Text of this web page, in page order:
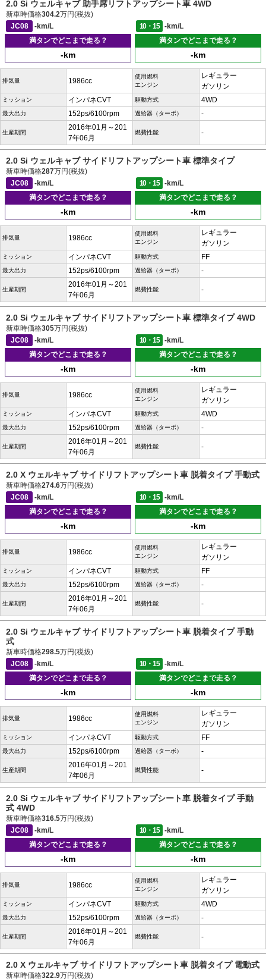
2.0 Si ウェルキャブ 助手席リフトアップシート車 4WD
新車時価格304.2万円(税抜)
JC08
-km/L 10・15
-km/L
満タンでどこまで走る？
-km
満タンでどこまで走る？
-km
排気量 1986cc
使用燃料
エンジン
レギュラー
ガソリン
ミッション インパネCVT 駆動方式 4WD
最大出力 152ps/6100rpm 過給器（ターボ） -
生産期間
2016年01月～201
7年06月
燃費性能 -
2.0 Si ウェルキャブ サイドリフトアップシート車 標準タイプ
新車時価格287万円(税抜)
JC08
-km/L 10・15
-km/L
満タンでどこまで走る？
-km
満タンでどこまで走る？
-km
排気量 1986cc
使用燃料
エンジン
レギュラー
ガソリン
ミッション インパネCVT 駆動方式 FF
最大出力 152ps/6100rpm 過給器（ターボ） -
生産期間
2016年01月～201
7年06月
燃費性能 -
2.0 Si ウェルキャブ サイドリフトアップシート車 標準タイプ 4WD
新車時価格305万円(税抜)
JC08
-km/L 10・15
-km/L
満タンでどこまで走る？
-km
満タンでどこまで走る？
-km
排気量 1986cc
使用燃料
エンジン
レギュラー
ガソリン
ミッション インパネCVT 駆動方式 4WD
最大出力 152ps/6100rpm 過給器（ターボ） -
生産期間
2016年01月～201
7年06月
燃費性能 -
2.0 X ウェルキャブ サイドリフトアップシート車 脱着タイプ 手動式
新車時価格274.6万円(税抜)
JC08
-km/L 10・15
-km/L
満タンでどこまで走る？
-km
満タンでどこまで走る？
-km
排気量 1986cc
使用燃料
エンジン
レギュラー
ガソリン
ミッション インパネCVT 駆動方式 FF
最大出力 152ps/6100rpm 過給器（ターボ） -
生産期間
2016年01月～201
7年06月
燃費性能 -
2.0 Si ウェルキャブ サイドリフトアップシート車 脱着タイプ 手動
式
新車時価格298.5万円(税抜)
JC08
-km/L 10・15
-km/L
満タンでどこまで走る？
-km
満タンでどこまで走る？
-km
排気量 1986cc
使用燃料
エンジン
レギュラー
ガソリン
ミッション インパネCVT 駆動方式 FF
最大出力 152ps/6100rpm 過給器（ターボ） -
生産期間
2016年01月～201
7年06月
燃費性能 -
2.0 Si ウェルキャブ サイドリフトアップシート車 脱着タイプ 手動
式 4WD
新車時価格316.5万円(税抜)
JC08
-km/L 10・15
-km/L
満タンでどこまで走る？
-km
満タンでどこまで走る？
-km
排気量 1986cc
使用燃料
エンジン
レギュラー
ガソリン
ミッション インパネCVT 駆動方式 4WD
最大出力 152ps/6100rpm 過給器（ターボ） -
生産期間
2016年01月～201
7年06月
燃費性能 -
2.0 X ウェルキャブ サイドリフトアップシート車 脱着タイプ 電動式
新車時価格322.9万円(税抜)